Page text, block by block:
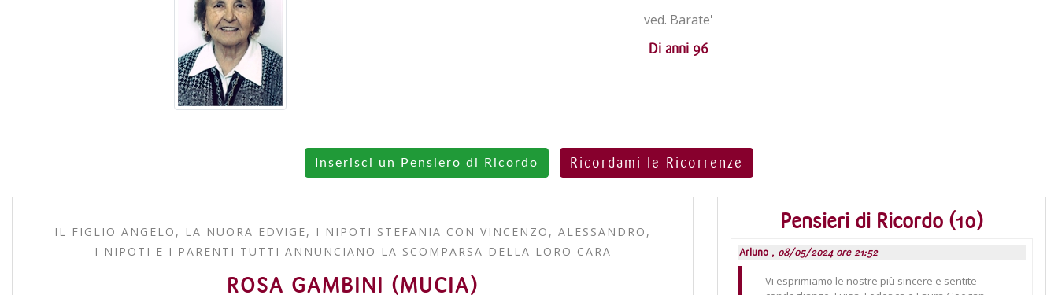
ved. Barate'
Di anni 96
Inserisci un Pensiero di Ricordo Ricordami le Ricorrenze
IL FIGLIO ANGELO, LA NUORA EDVIGE, I NIPOTI STEFANIA CON VINCENZO, ALESSANDRO,
I NIPOTI E I PARENTI TUTTI ANNUNCIANO LA SCOMPARSA DELLA LORO CARA
ROSA GAMBINI (MUCIA)
Pensieri di Ricordo (10)
Arluno , 08/05/2024 ore 21:52
Vi esprimiamo le nostre più sincere e sentite